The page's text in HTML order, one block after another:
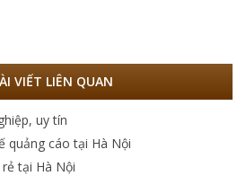
VIẾT LIÊN QUAN
uy tín
quảng cáo tại Hà Nội
tại Hà Nội